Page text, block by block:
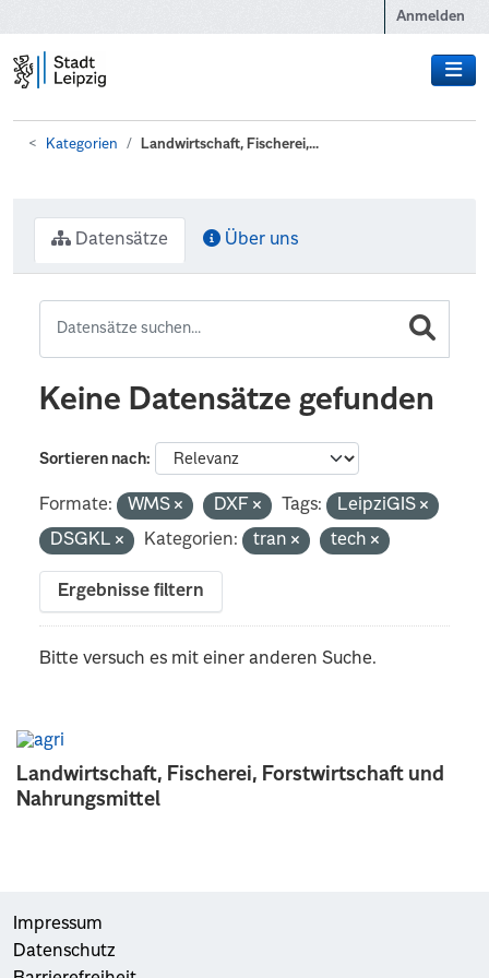
Anmelden
Kategorien Landwirtschaft, Fischerei,...
Landwirtschaft, Fischerei, Forstwirtschaft und
Nahrungsmittel
Datensätze Über uns
Keine Datensätze gefunden
Sortieren nach
Formate: WMS DXF Tags:
LeipziGIS
DSGKL
Kategorien: tran tech
Ergebnisse filtern
Bitte versuch es mit einer anderen Suche.
Impressum
Datenschutz